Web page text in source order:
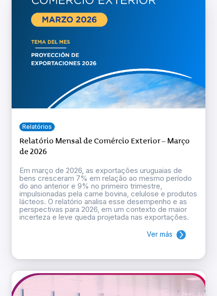
Relatórios
Relatório Mensal de Comércio Exterior – Março
de 2026
Em março de 2026, as exportações uruguaias de
bens cresceram 7% em relação ao mesmo período
do ano anterior e 9% no primeiro trimestre,
impulsionadas pela carne bovina, celulose e produtos
lácteos. O relatório analisa esse desempenho e as
perspectivas para 2026, em um contexto de maior
incerteza e leve queda projetada nas exportações.
Ver más